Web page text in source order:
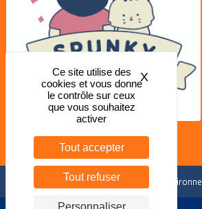
Forum Sport Santé
Ce site utilise des
cookies et vous donne
le contrôle sur ceux
que vous souhaitez
activer
Tout accepter
Tout refuser
Personnaliser
X